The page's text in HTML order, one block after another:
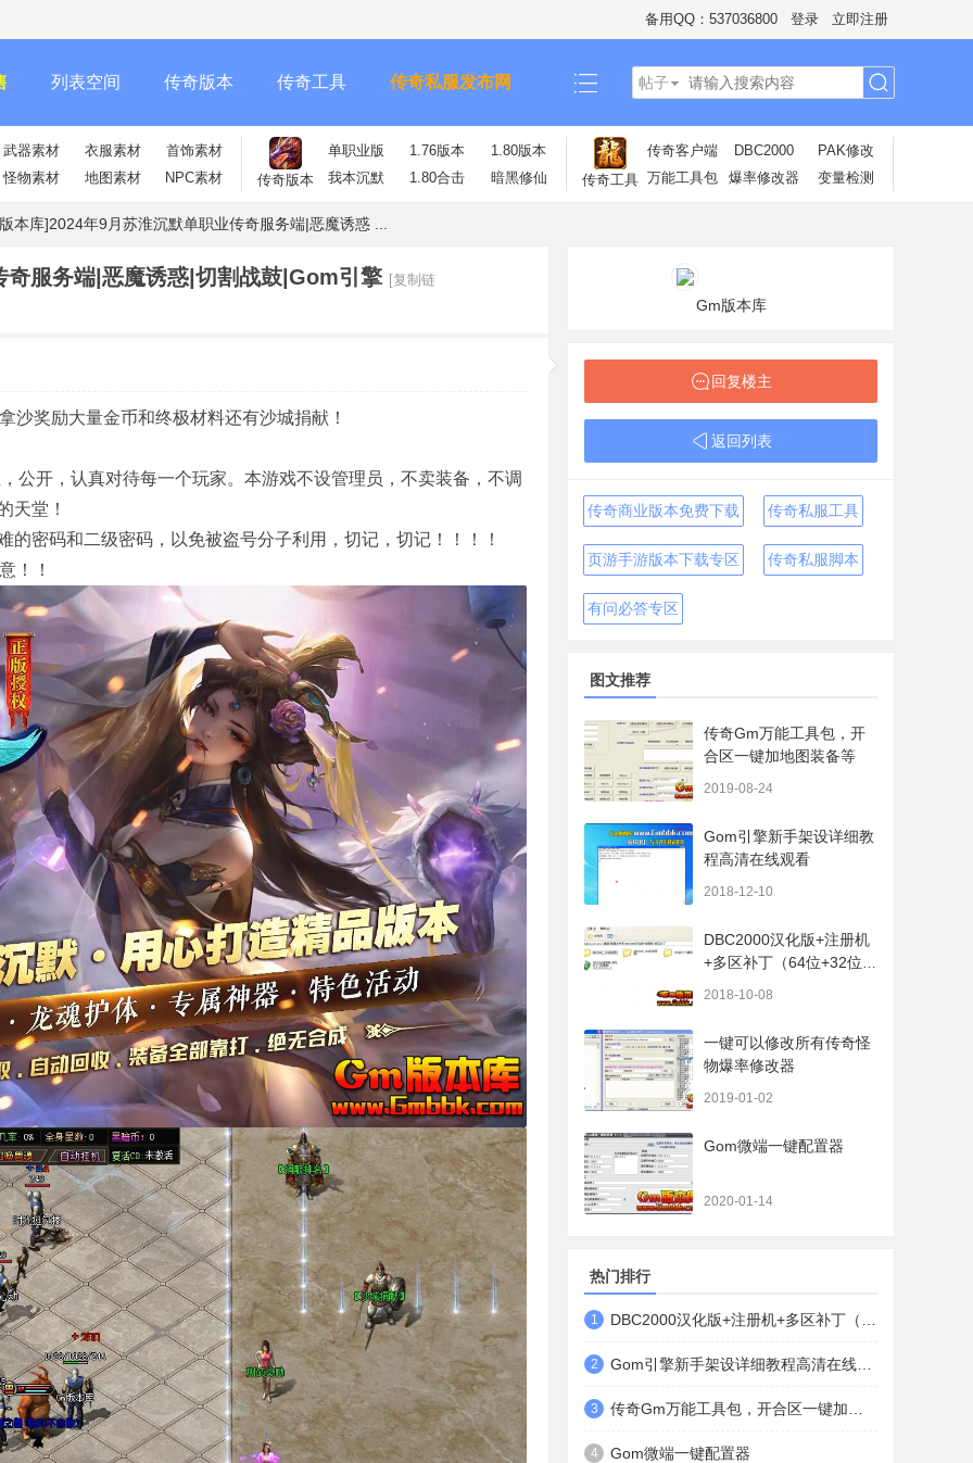
备用QQ：537036800 登录 立即注册
列表空间 传奇版本 传奇工具 传奇私服发布网 帖子
武器素材 衣服素材
首饰素材
怪物素材
地图素材 NPC素材 传奇版本
单职业版 1.76版本
1.80版本
我本沉默
1.80合击 暗黑修仙 传奇工具
传奇客户端 DBC2000
PAK修改
万能工具包
爆率修改器 变量检测
本库]2024年9月苏淮沉默单职业传奇服务端|恶魔诱惑 ...
服务端|恶魔诱惑|切割战鼓|Gom引擎 [复制链
沙奖励大量金币和终极材料还有沙城捐献！
公开，认真对待每一个玩家。本游戏不设管理员，不卖装备，不调
天堂！
密码和二级密码，以免被盗号分子利用，切记，切记！！！！
！！
Gm版本库
回复楼主
返回列表
传奇商业版本免费下载 传奇私服工具
页游手游版本下载专区 传奇私服脚本
有问必答专区
图文推荐
传奇Gm万能工具包，开
合区一键加地图装备等
2019-08-24
Gom引擎新手架设详细教
程高清在线观看
2018-12-10
DBC2000汉化版+注册机
+多区补丁（64位+32位的
2018-10-08
一键可以修改所有传奇怪
物爆率修改器
2019-01-02
Gom微端一键配置器
2020-01-14
热门排行
1
2
3
4 Gom微端一键配置器